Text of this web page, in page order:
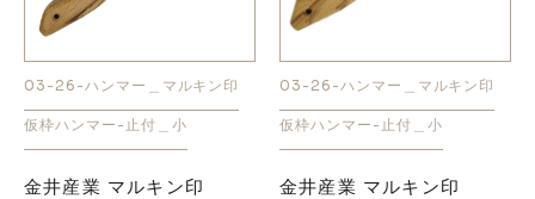
03-26-ハンマー＿マルキン印
仮枠ハンマー-止付＿小
金井産業 マルキン印
03-26-ハンマー＿マルキン印
仮枠ハンマー-止付＿小
金井産業 マルキン印